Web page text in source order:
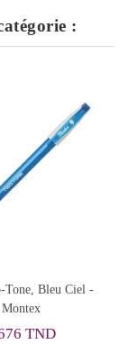
:
Paquet de 250
Chemises Super 60gr,
- Exacompta